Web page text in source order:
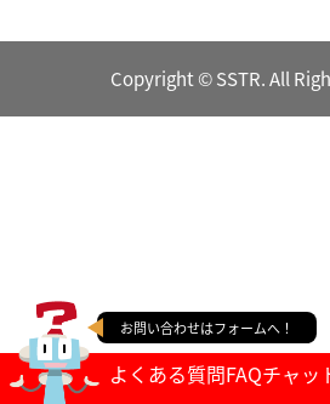
Copyright © SSTR. All
よくある質問FAQチャッ
お問い合わせはフォームへ！